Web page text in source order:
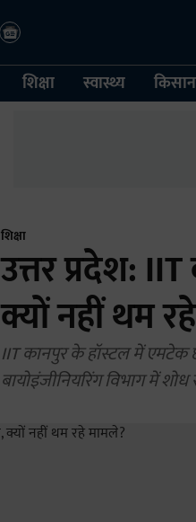
शिक्षा स्वास्थ्य किसान
शिक्षा
उत्तर प्रदेश:
क्यों नहीं थम
IIT कानपुर के हॉस्टल में एमटेक
बायोइंजीनियरिंग विभाग में